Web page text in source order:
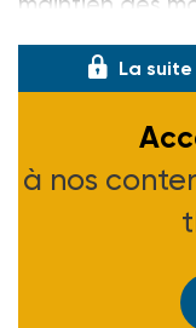
La
à nos